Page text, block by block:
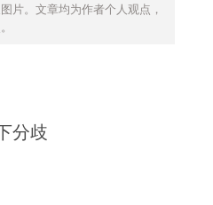
片。文章均为作者个人观点，
分歧